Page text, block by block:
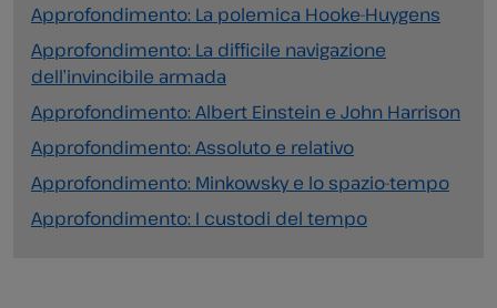
Approfondimento: La polemica Hooke-Huygens
Approfondimento: La difficile navigazione
dell’invincibile armada
Approfondimento: Albert Einstein e John Harrison
Approfondimento: Assoluto e relativo
Approfondimento: Minkowsky e lo spazio-tempo
Approfondimento: I custodi del tempo